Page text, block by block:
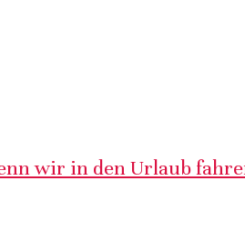
wir in den Urlaub